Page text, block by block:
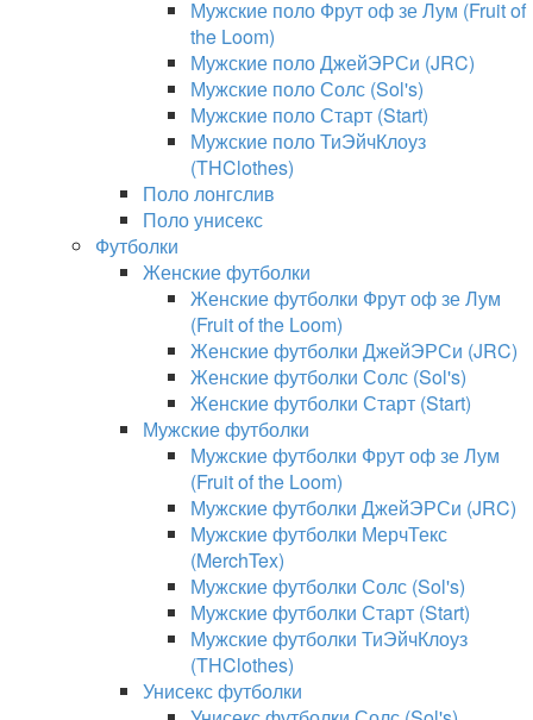
Мужские поло Фрут оф зе Лум (Fruit of
the Loom)
Мужские поло ДжейЭРСи (JRC)
Мужские поло Солс (Sol's)
Мужские поло Старт (Start)
Мужские поло ТиЭйчКлоуз
(THClothes)
Поло лонгслив
Поло унисекс
Футболки
Женские футболки
Женские футболки Фрут оф зе Лум
(Fruit of the Loom)
Женские футболки ДжейЭРСи (JRC)
Женские футболки Солс (Sol's)
Женские футболки Старт (Start)
Мужские футболки
Мужские футболки Фрут оф зе Лум
(Fruit of the Loom)
Мужские футболки ДжейЭРСи (JRC)
Мужские футболки МерчТекс
(MerchTex)
Мужские футболки Солс (Sol's)
Мужские футболки Старт (Start)
Мужские футболки ТиЭйчКлоуз
(THClothes)
Унисекс футболки